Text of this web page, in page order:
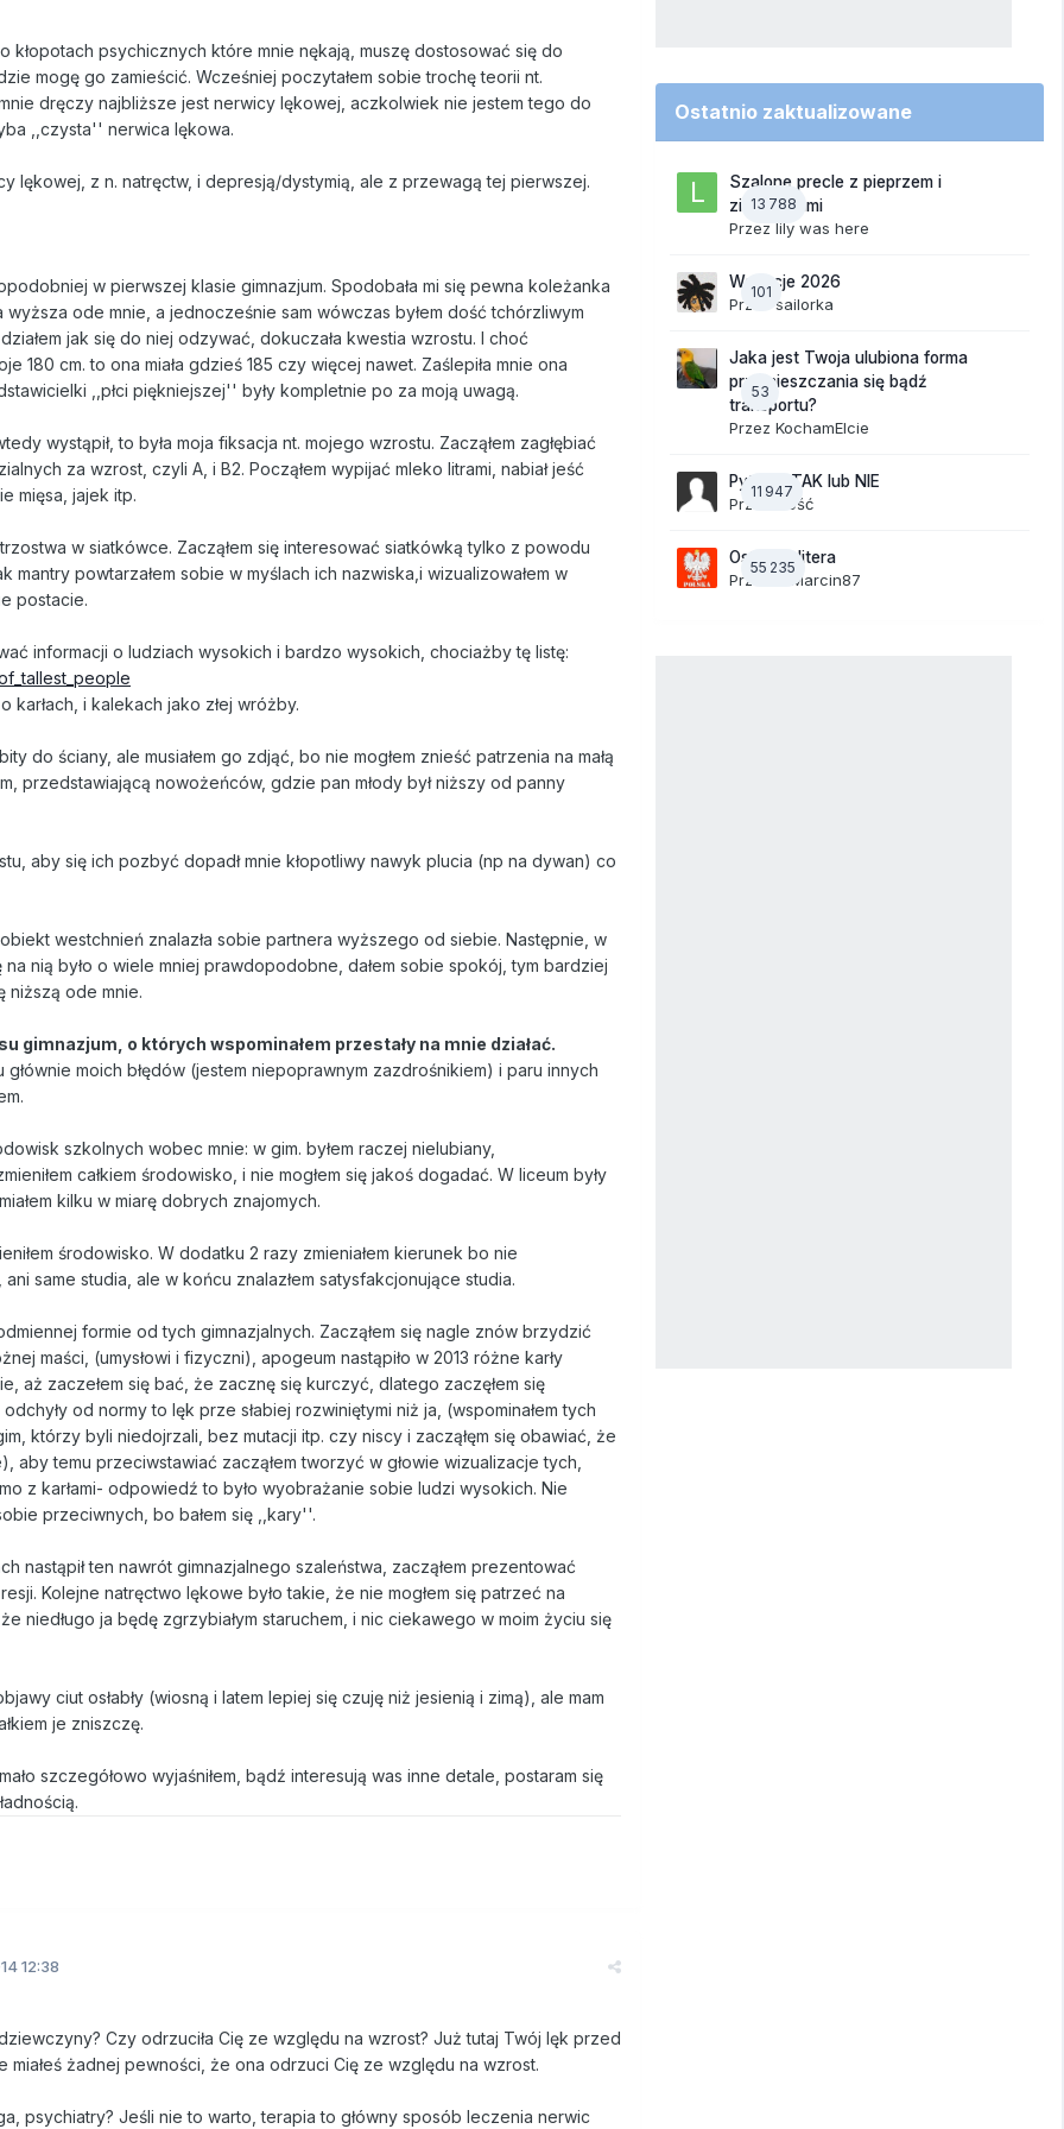
kłopotach psychicznych które mnie nękają, muszę dostosować się do
mogę go zamieścić. Wcześniej poczytałem sobie trochę teorii nt.
dręczy najbliższe jest nerwicy lękowej, aczkolwiek nie jestem tego do
,,czysta'' nerwica lękowa.
lękowej, z n. natręctw, i depresją/dystymią, ale z przewagą tej pierwszej.
w pierwszej klasie gimnazjum. Spodobała mi się pewna koleżanka
wyższa ode mnie, a jednocześnie sam wówczas byłem dość tchórzliwym
jak się do niej odzywać, dokuczała kwestia wzrostu. I choć
180 cm. to ona miała gdzieś 185 czy więcej nawet. Zaślepiła mnie ona
,,płci piękniejszej'' były kompletnie po za moją uwagą.
wystąpił, to była moja fiksacja nt. mojego wzrostu. Zacząłem zagłębiać
za wzrost, czyli A, i B2. Począłem wypijać mleko litrami, nabiał jeść
mięsa, jajek itp.
w siatkówce. Zacząłem się interesować siatkówką tylko z powodu
mantry powtarzałem sobie w myślach ich nazwiska,i wizualizowałem w
postacie.
informacji o ludziach wysokich i bardzo wysokich, chociażby tę listę:
karłach, i kalekach jako złej wróżby.
do ściany, ale musiałem go zdjąć, bo nie mogłem znieść patrzenia na małą
przedstawiającą nowożeńców, gdzie pan młody był niższy od panny
aby się ich pozbyć dopadł mnie kłopotliwy nawyk plucia (np na dywan) co
westchnień znalazła sobie partnera wyższego od siebie. Następnie, w
nią było o wiele mniej prawdopodobne, dałem sobie spokój, tym bardziej
niższą ode mnie.
gimnazjum, o których wspominałem przestały na mnie działać.
moich błędów (jestem niepoprawnym zazdrośnikiem) i paru innych
szkolnych wobec mnie: w gim. byłem raczej nielubiany,
całkiem środowisko, i nie mogłem się jakoś dogadać. W liceum były
kilku w miarę dobrych znajomych.
środowisko. W dodatku 2 razy zmieniałem kierunek bo nie
same studia, ale w końcu znalazłem satysfakcjonujące studia.
formie od tych gimnazjalnych. Zacząłem się nagle znów brzydzić
maści, (umysłowi i fizyczni), apogeum nastąpiło w 2013 różne karły
aż zaczełem się bać, że zacznę się kurczyć, dlatego zaczęłem się
od normy to lęk prze słabiej rozwiniętymi niż ja, (wspominałem tych
którzy byli niedojrzali, bez mutacji itp. czy niscy i zacząłęm się obawiać, że
aby temu przeciwstawiać zacząłem tworzyć w głowie wizualizacje tych,
z karłami- odpowiedź to było wyobrażanie sobie ludzi wysokich. Nie
przeciwnych, bo bałem się ,,kary''.
nastąpił ten nawrót gimnazjalnego szaleństwa, zacząłem prezentować
Kolejne natręctwo lękowe było takie, że nie mogłem się patrzeć na
niedługo ja będę zgrzybiałym staruchem, i nic ciekawego w moim życiu się
ciut osłabły (wiosną i latem lepiej się czuję niż jesienią i zimą), ale mam
je zniszczę.
szczegółowo wyjaśniłem, bądź interesują was inne detale, postaram się
12:38
Czy odrzuciła Cię ze względu na wzrost? Już tutaj Twój lęk przed
miałeś żadnej pewności, że ona odrzuci Cię ze względu na wzrost.
psychiatry? Jeśli nie to warto, terapia to główny sposób leczenia nerwic
Ostatnio zaktualizowane
13 788
Szalone precle z pieprzem i
ziemniakami
Przez lily was here
101
Wakacje 2026
Przez sailorka
53
Jaka jest Twoja ulubiona forma
przemieszczania się bądź
transportu?
Przez KochamElcie
11 947
Pytania TAK lub NIE
Przez Gość
55 235
Ostatnia litera
Przez
19Marcin87